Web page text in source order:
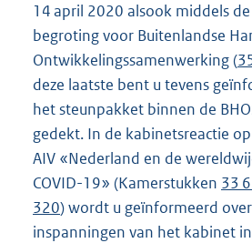
14 april 2020 alsook middels
begroting voor Buitenlandse
Ontwikkelingssamenwerking (
deze laatste bent u tevens
het steunpakket binnen de
gedekt. In de kabinetsreactie
AIV «Nederland en de
COVID-19» (Kamerstukken 33
320) wordt u geïnformeerd
inspanningen van het kabinet